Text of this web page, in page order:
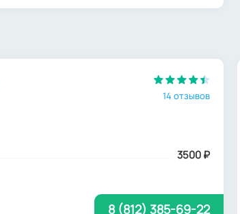
14 отзывов
3500₽
8 (812) 385-69-22